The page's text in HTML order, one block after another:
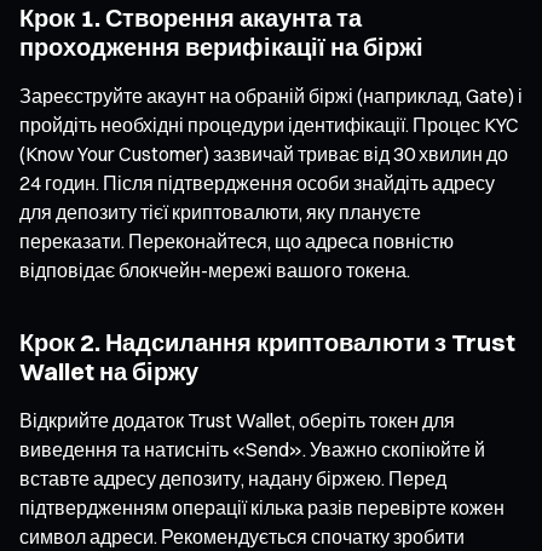
Крок 1. Створення акаунта та
проходження верифікації на біржі
Зареєструйте акаунт на обраній біржі (наприклад, Gate) і
пройдіть необхідні процедури ідентифікації. Процес KYC
(Know Your Customer) зазвичай триває від 30 хвилин до
24 годин. Після підтвердження особи знайдіть адресу
для депозиту тієї криптовалюти, яку плануєте
переказати. Переконайтеся, що адреса повністю
відповідає блокчейн-мережі вашого токена.
Крок 2. Надсилання криптовалюти з Trust
Wallet на біржу
Відкрийте додаток Trust Wallet, оберіть токен для
виведення та натисніть «Send». Уважно скопіюйте й
вставте адресу депозиту, надану біржею. Перед
підтвердженням операції кілька разів перевірте кожен
символ адреси. Рекомендується спочатку зробити